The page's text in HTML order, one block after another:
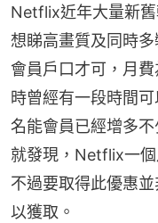
Netflix近年大量新舊
想睇高畫質及同時多
會員戶口才可，月
時曾經有一段時間
名能會員已經增多
就發現，Netflix一個
不過要取得此優惠
以獲取。